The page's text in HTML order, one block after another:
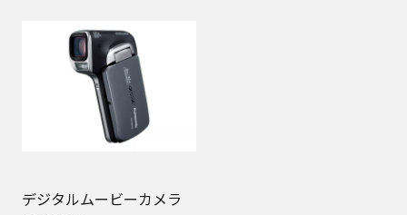
デジタルムービーカメラ